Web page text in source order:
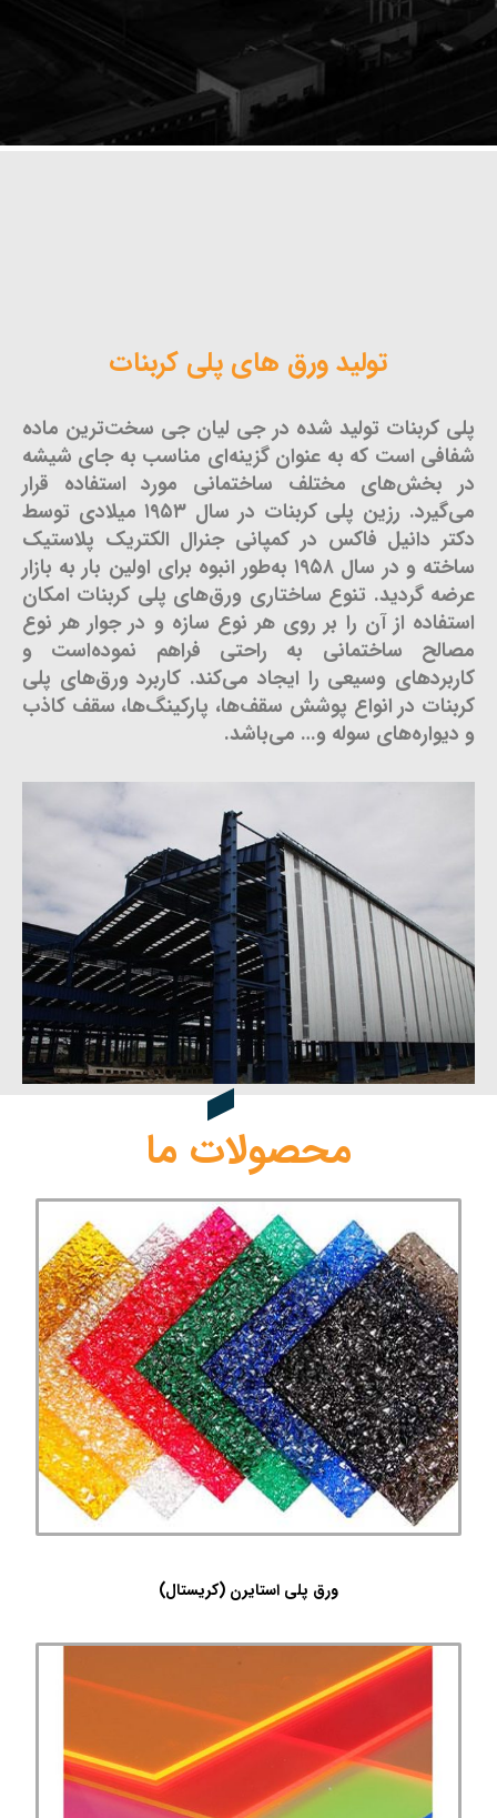
تولید ورق های پلی کربنات
پلی کربنات تولید شده در جی لیان جی سخت‌ترین ماده
شفافی است که به عنوان گزینه‌ای مناسب به جای شیشه
در بخش‌های مختلف ساختمانی مورد استفاده قرار
می‌گیرد. رزین پلی کربنات در سال ۱۹۵۳ میلادی توسط
دکتر دانیل فاکس در کمپانی جنرال الکتریک پلاستیک
ساخته و در سال ۱۹۵۸ به‌طور انبوه برای اولین بار به بازار
عرضه گردید. تنوع ساختاری ورق‌های پلی کربنات امکان
استفاده از آن را بر روی هر نوع سازه و در جوار هر نوع
مصالح ساختمانی به راحتی فراهم نموده‌است و
کاربردهای وسیعی را ایجاد می‌کند. کاربرد ورق‌های پلی
کربنات در انواع پوشش سقف‌ها، پارکینگ‌ها، سقف کاذب
و دیواره‌های سوله و… می‌باشد.
محصولات ما
ورق پلی استایرن (کریستال)